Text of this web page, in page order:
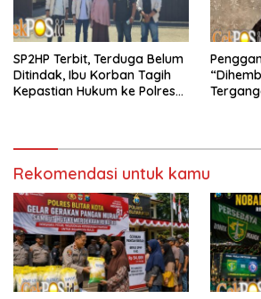
SP2HP Terbit, Terduga Belum
Ditindak, Ibu Korban Tagih
Kepastian Hukum ke Polres
Rekomendasi untuk kamu